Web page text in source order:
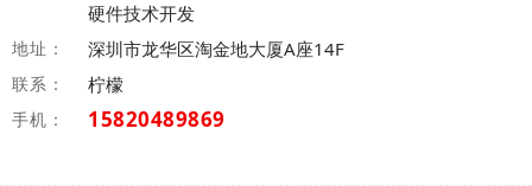
硬件技术开发
地址： 深圳市龙华区淘金地大厦A座14F
联系： 柠檬
手机： 15820489869